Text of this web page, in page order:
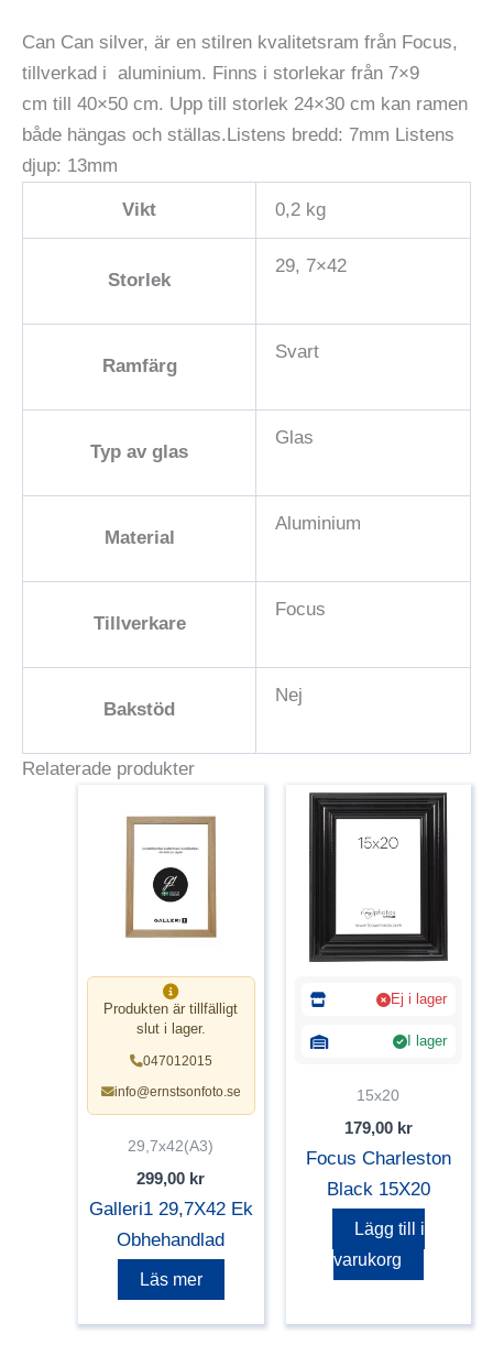
Can Can silver, är en stilren kvalitetsram från Focus,
tillverkad i aluminium. Finns i storlekar från 7×9
cm till 40×50 cm. Upp till storlek 24×30 cm kan ramen
både hängas och ställas.Listens bredd: 7mm Listens
djup: 13mm
Vikt 0,2 kg
Storlek
29, 7×42
Ramfärg
Svart
Typ av glas
Glas
Material
Aluminium
Tillverkare
Focus
Bakstöd
Nej
Relaterade produkter
Produkten är tillfälligt
slut i lager.
047012015
info@ernstsonfoto.se
29,7x42(A3)
299,00 kr
Galleri1 29,7X42 Ek
Obhehandlad
Läs mer
Ej i lager
I lager
15x20
179,00 kr
Focus Charleston
Black 15X20
Lägg till i
varukorg